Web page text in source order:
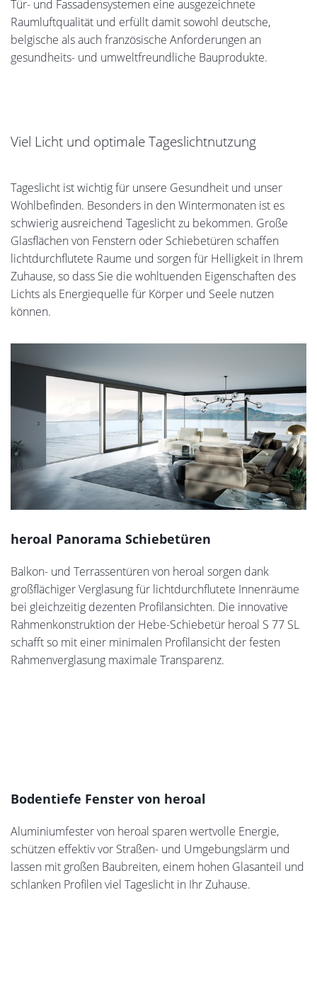
Tür- und Fassadensystemen eine ausgezeichnete
Raumluftqualität und erfüllt damit sowohl deutsche,
belgische als auch französische Anforderungen an
gesundheits- und umweltfreundliche Bauprodukte.
Viel Licht und optimale Tageslichtnutzung
Tageslicht ist wichtig für unsere Gesundheit und unser
Wohlbefinden. Besonders in den Wintermonaten ist es
schwierig ausreichend Tageslicht zu bekommen. Große
Glasflächen von Fenstern oder Schiebetüren schaffen
lichtdurchflutete Raume und sorgen für Helligkeit in Ihrem
Zuhause, so dass Sie die wohltuenden Eigenschaften des
Lichts als Energiequelle für Körper und Seele nutzen
können.
heroal Panorama Schiebetüren
Balkon- und Terrassentüren von heroal sorgen dank
großflächiger Verglasung für lichtdurchflutete Innenräume
bei gleichzeitig dezenten Profilansichten. Die innovative
Rahmenkonstruktion der Hebe-Schiebetür heroal S 77 SL
schafft so mit einer minimalen Profilansicht der festen
Rahmenverglasung maximale Transparenz.